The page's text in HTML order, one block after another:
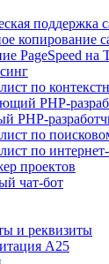
поддержка
копирование
PageSpeed на
по
PHP-
PHP-
по
по
проектов
чат-бот
и реквизиты
А25